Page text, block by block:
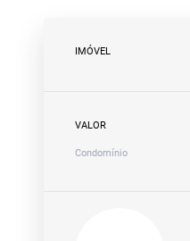
IMÓVEL
VALOR
Condomínio